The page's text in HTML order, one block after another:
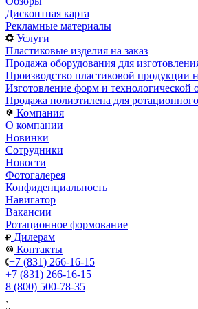
Дисконтная карта
Рекламные материалы
Услуги
Пластиковые изделия на заказ
Продажа оборудования для
Производство пластиковой продукции
Изготовление форм и технологической
Продажа полиэтилена для
Компания
О компании
Новинки
Сотрудники
Новости
Фотогалерея
Конфиденциальность
Навигатор
Вакансии
Ротационное формование
Дилерам
Контакты
+7 (831) 266-16-15
+7 (831) 266-16-15
8 (800) 500-78-35